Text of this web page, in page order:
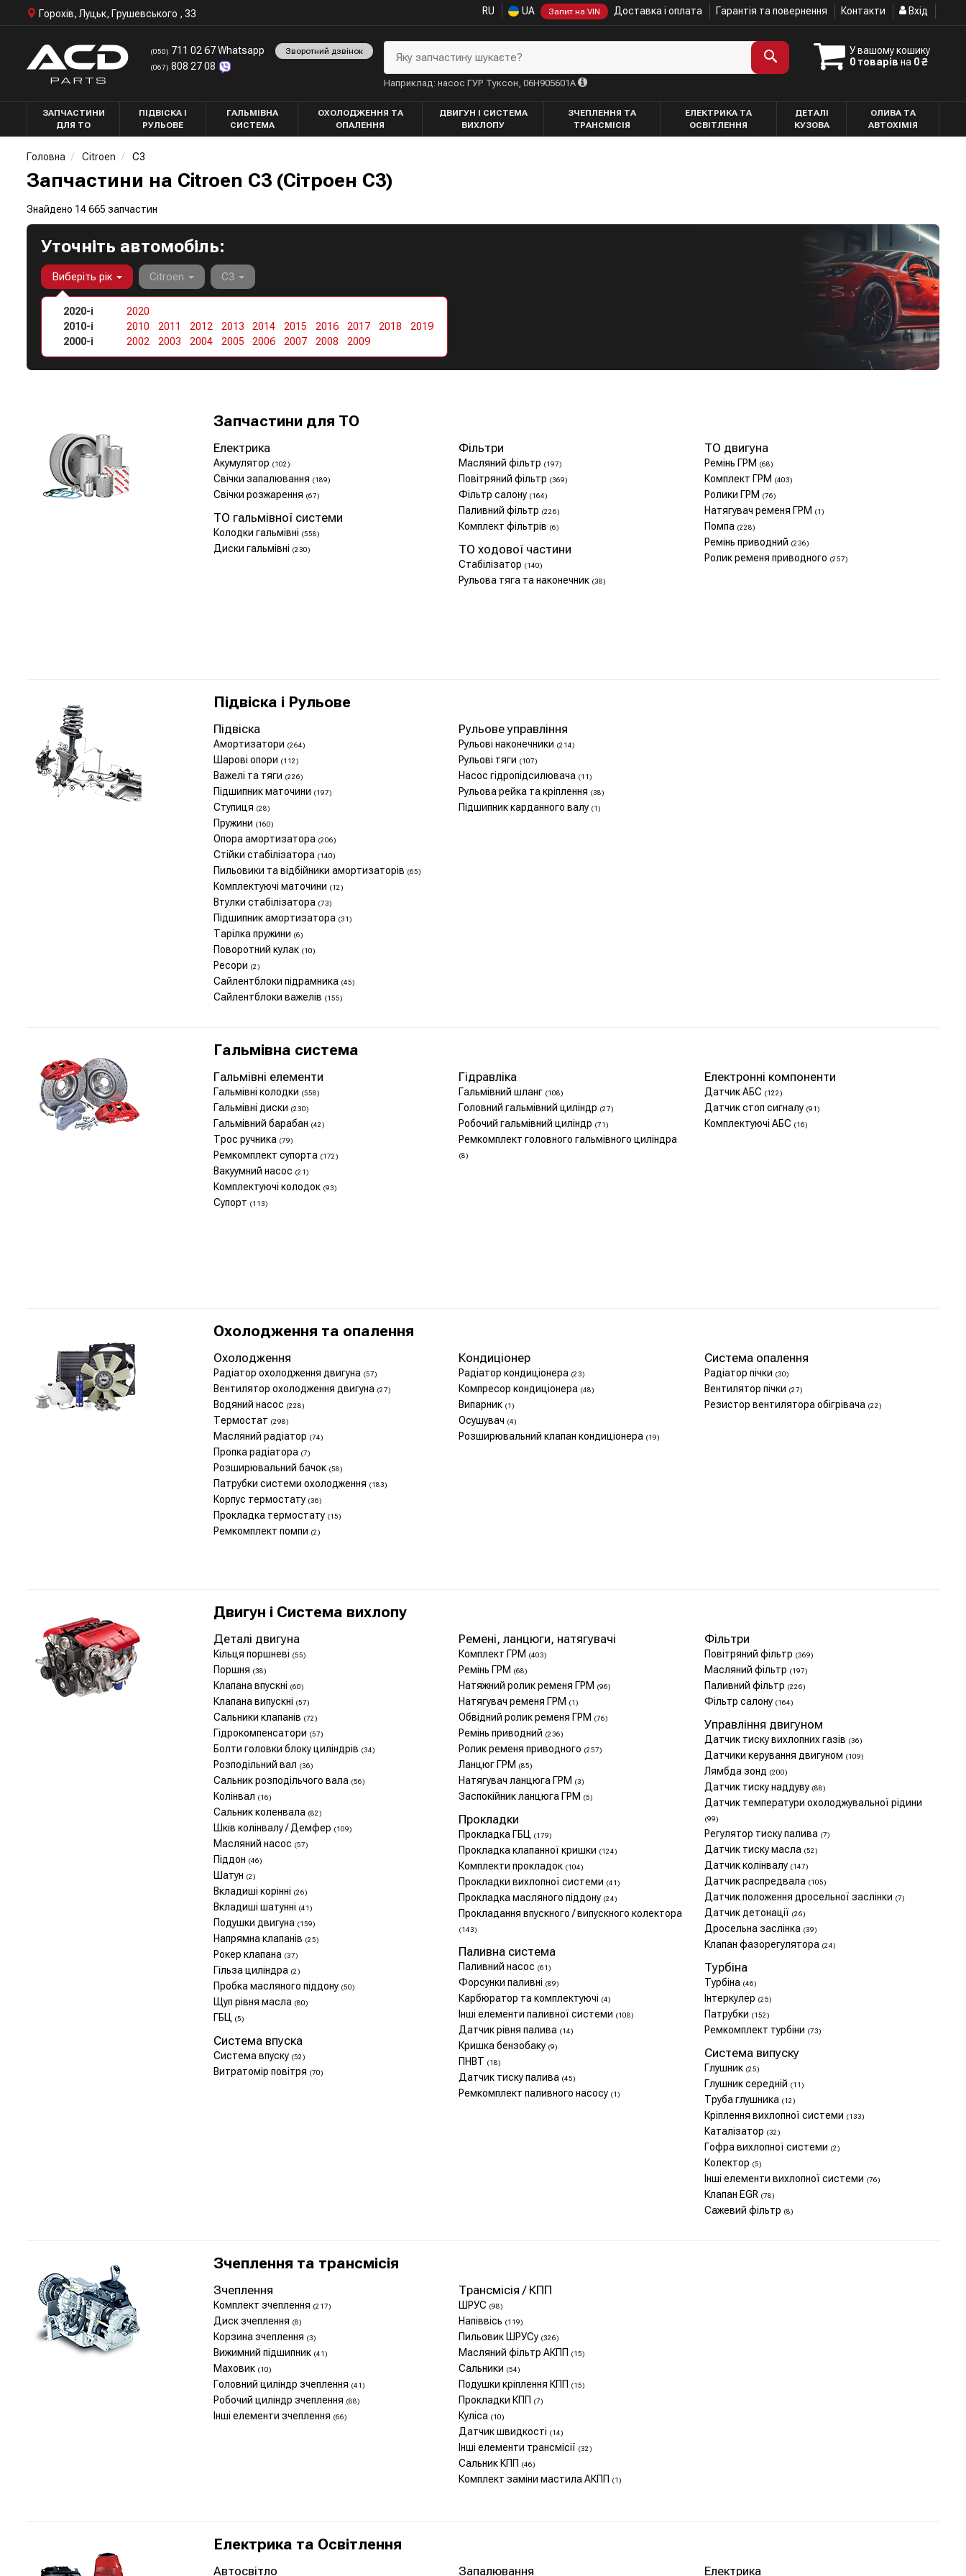
Горохів, Луцьк, Грушевського , 33 RU UA Запит на VIN Доставка і оплата Гарантія та повернення Контакти Вхід
(050) 711 02 67 Whatsapp
(067) 808 27 08
Зворотний дзвінок
У вашому кошику
0 товарів на 0 ₴
Яку запчастину шукаєте?
Наприклад: насос ГУР Туксон, 06H905601A
ЗАПЧАСТИНИ
ДЛЯ ТО
ПІДВІСКА І
РУЛЬОВЕ
ГАЛЬМІВНА
СИСТЕМА
ОХОЛОДЖЕННЯ ТА
ОПАЛЕННЯ
ДВИГУН І СИСТЕМА
ВИХЛОПУ
ЗЧЕПЛЕННЯ ТА
ТРАНСМІСІЯ
ЕЛЕКТРИКА ТА
ОСВІТЛЕННЯ
ДЕТАЛІ
КУЗОВА
ОЛИВА ТА
АВТОХІМІЯ
Головна Citroen C3
Запчастини на Citroen C3 (Сітроен С3)
Знайдено 14 665 запчастин
Уточніть автомобіль:
Виберіть рік
2020-і
2020
2010-і
2010 2011 2012 2013 2014 2015 2016 2017 2018
2019
2000-і
2002 2003 2004 2005 2006 2007 2008 2009
Citroen C3
Запчастини для ТО
Електрика
Акумулятор (102)
Свічки запалювання (189)
Свічки розжарення (67)
Фільтри
Масляний фільтр (197)
Повітряний фільтр (369)
Фільтр салону (164)
Паливний фільтр (226)
Комплект фільтрів (6)
ТО двигуна
Ремінь ГРМ (68)
Комплект ГРМ (403)
Ролики ГРМ (76)
Натягувач ременя ГРМ (1)
Помпа (228)
Ремінь приводний (236)
Ролик ременя приводного (257)
ТО гальмівної системи
Колодки гальмівні (558)
Диски гальмівні (230) ТО ходової частини
Стабілізатор (140)
Рульова тяга та наконечник (38)
Підвіска і Рульове
Підвіска
Амортизатори (264)
Шарові опори (112)
Важелі та тяги (226)
Підшипник маточини (197)
Ступиця (28)
Пружини (160)
Опора амортизатора (206)
Стійки стабілізатора (140)
Пильовики та відбійники амортизаторів (65)
Комплектуючі маточини (12)
Втулки стабілізатора (73)
Підшипник амортизатора (31)
Тарілка пружини (6)
Поворотний кулак (10)
Ресори (2)
Сайлентблоки підрамника (45)
Сайлентблоки важелів (155)
Рульове управління
Рульові наконечники (214)
Рульові тяги (107)
Насос гідропідсилювача (11)
Рульова рейка та кріплення (38)
Підшипник карданного валу (1)
Гальмівна система
Гальмівні елементи
Гальмівні колодки (558)
Гальмівні диски (230)
Гальмівний барабан (42)
Трос ручника (79)
Ремкомплект супорта (172)
Вакуумний насос (21)
Комплектуючі колодок (93)
Супорт (113)
Гідравліка
Гальмівний шланг (108)
Головний гальмівний циліндр (27)
Робочий гальмівний циліндр (71)
Ремкомплект головного гальмівного циліндра
(8)
Електронні компоненти
Датчик АБС (122)
Датчик стоп сигналу (91)
Комплектуючі АБС (16)
Охолодження та опалення
Охолодження
Радіатор охолодження двигуна (57)
Вентилятор охолодження двигуна (27)
Водяний насос (228)
Термостат (298)
Масляний радіатор (74)
Пропка радіатора (7)
Розширювальний бачок (58)
Патрубки системи охолодження (183)
Корпус термостату (36)
Прокладка термостату (15)
Ремкомплект помпи (2)
Кондиціонер
Радіатор кондиціонера (23)
Компресор кондиціонера (48)
Випарник (1)
Осушувач (4)
Розширювальний клапан кондиціонера (19)
Система опалення
Радіатор пічки (30)
Вентилятор пічки (27)
Резистор вентилятора обігрівача (22)
Двигун і Система вихлопу
Деталі двигуна
Кільця поршневі (55)
Поршня (38)
Клапана впускні (60)
Клапана випускні (57)
Сальники клапанів (72)
Гідрокомпенсатори (57)
Болти головки блоку циліндрів (34)
Розподільний вал (36)
Сальник розподільчого вала (56)
Колінвал (16)
Сальник коленвала (82)
Шків колінвалу / Демфер (109)
Масляний насос (57)
Піддон (46)
Шатун (2)
Вкладиші корінні (26)
Вкладиші шатунні (41)
Подушки двигуна (159)
Напрямна клапанів (25)
Рокер клапана (37)
Гільза циліндра (2)
Пробка масляного піддону (50)
Щуп рівня масла (80)
ГБЦ (5)
Ремені, ланцюги, натягувачі
Комплект ГРМ (403)
Ремінь ГРМ (68)
Натяжний ролик ременя ГРМ (96)
Натягувач ременя ГРМ (1)
Обвідний ролик ременя ГРМ (76)
Ремінь приводний (236)
Ролик ременя приводного (257)
Ланцюг ГРМ (85)
Натягувач ланцюга ГРМ (3)
Заспокійник ланцюга ГРМ (5)
Фільтри
Повітряний фільтр (369)
Масляний фільтр (197)
Паливний фільтр (226)
Фільтр салону (164)
Управління двигуном
Датчик тиску вихлопних газів (36)
Датчики керування двигуном (109)
Лямбда зонд (200)
Датчик тиску наддуву (88)
Датчик температури охолоджувальної рідини
(99)
Регулятор тиску палива (7)
Датчик тиску масла (52)
Датчик колінвалу (147)
Датчик распредвала (105)
Датчик положення дросельної заслінки (7)
Датчик детонації (26)
Дросельна заслінка (39)
Клапан фазорегулятора (24)
Прокладки
Прокладка ГБЦ (179)
Прокладка клапанної кришки (124)
Комплекти прокладок (104)
Прокладки вихлопної системи (41)
Прокладка масляного піддону (24)
Прокладання впускного / випускного колектора
(143)
Паливна система
Паливний насос (61)
Форсунки паливні (89)
Карбюратор та комплектуючі (4)
Інші елементи паливної системи (108)
Датчик рівня палива (14)
Кришка бензобаку (9)
ПНВТ (18)
Датчик тиску палива (45)
Ремкомплект паливного насосу (1)
Турбіна
Турбіна (46)
Інтеркулер (25)
Патрубки (152)
Ремкомплект турбіни (73)
Система впуска
Система впуску (52)
Витратомір повітря (70)
Система випуску
Глушник (25)
Глушник середній (11)
Труба глушника (12)
Кріплення вихлопної системи (133)
Каталізатор (32)
Гофра вихлопної системи (2)
Колектор (5)
Інші елементи вихлопної системи (76)
Клапан EGR (78)
Сажевий фільтр (8)
Зчеплення та трансмісія
Зчеплення
Комплект зчеплення (217)
Диск зчеплення (8)
Корзина зчеплення (3)
Вижимний підшипник (41)
Маховик (10)
Головний циліндр зчеплення (41)
Робочий циліндр зчеплення (88)
Інші елементи зчеплення (66)
Трансмісія / КПП
ШРУС (98)
Напіввісь (119)
Пильовик ШРУСу (326)
Масляний фільтр АКПП (15)
Сальники (54)
Подушки кріплення КПП (15)
Прокладки КПП (7)
Куліса (10)
Датчик швидкості (14)
Інші елементи трансмісії (32)
Сальник КПП (46)
Комплект заміни мастила АКПП (1)
Електрика та Освітлення
Автосвітло Запалювання Електрика